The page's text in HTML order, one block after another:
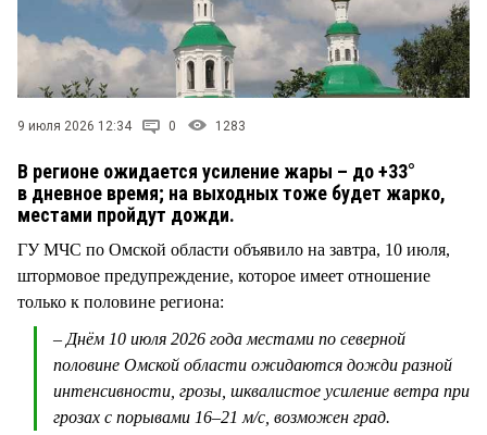
9 июля 2026 12:34 0 1283
В регионе ожидается усиление жары – до +33°
в дневное время; на выходных тоже будет жарко,
местами пройдут дожди.
ГУ МЧС по Омской области объявило на завтра, 10 июля,
штормовое предупреждение, которое имеет отношение
только к половине региона:
– Днём 10 июля 2026 года местами по северной
половине Омской области ожидаются дожди разной
интенсивности, грозы, шквалистое усиление ветра при
грозах с порывами 16–21 м/с, возможен град.